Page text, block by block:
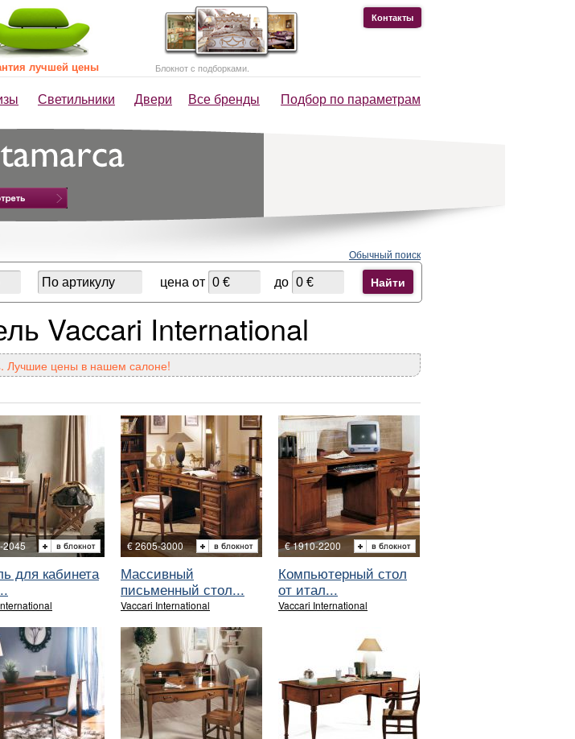
Светильники Двери Все бренды Подбор по параметрам
Контакты
лучшей цены Блокнот с подборками.
Обычный поиск
цена от до Найти
Vaccari International
Лучшие цены в нашем салоне!
2045
для кабинета
€ 2605-3000
Массивный
письменный стол...
Vaccari International
€ 1910-2200
Компьютерный стол
от итал...
Vaccari International